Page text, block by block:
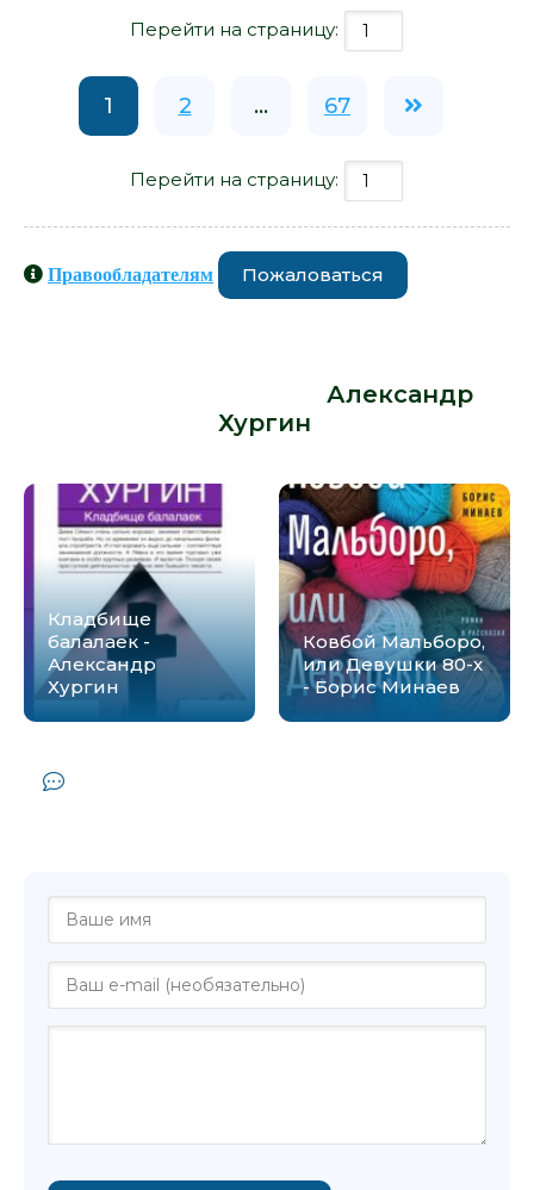
Перейти на страницу:
1 2 ... 67
Перейти на страницу:
Правообладателям Пожаловаться
Александр
Хургин
Кладбище
балалаек -
Александр
Хургин
Ковбой Мальборо,
или Девушки 80-х
- Борис Минаев